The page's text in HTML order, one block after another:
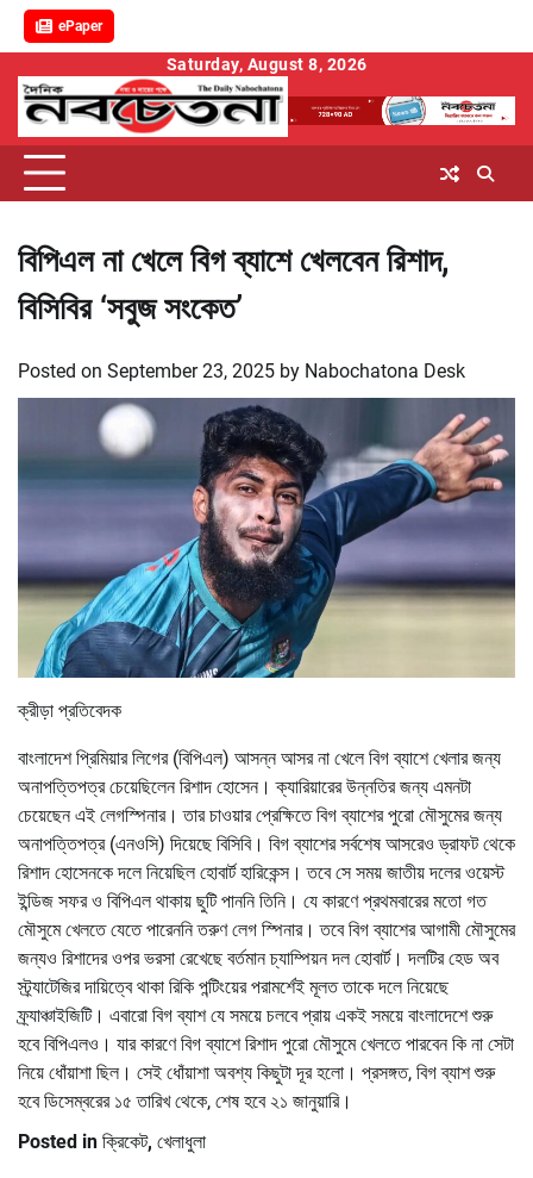
ePaper
content
Saturday, August 8, 2026
বিপিএল না খেলে বিগ ব্যাশে খেলবেন রিশাদ,
বিসিবির ‘সবুজ সংকেত’
Posted on September 23, 2025 by Nabochatona Desk
ক্রীড়া প্রতিবেদক
বাংলাদেশ প্রিমিয়ার লিগের (বিপিএল) আসন্ন আসর না খেলে বিগ ব্যাশে খেলার জন্য
অনাপত্তিপত্র চেয়েছিলেন রিশাদ হোসেন। ক্যারিয়ারের উন্নতির জন্য এমনটা
চেয়েছেন এই লেগস্পিনার। তার চাওয়ার প্রেক্ষিতে বিগ ব্যাশের পুরো মৌসুমের জন্য
অনাপত্তিপত্র (এনওসি) দিয়েছে বিসিবি। বিগ ব্যাশের সর্বশেষ আসরেও ড্রাফট থেকে
রিশাদ হোসেনকে দলে নিয়েছিল হোবার্ট হারিকেন্স। তবে সে সময় জাতীয় দলের ওয়েস্ট
ইন্ডিজ সফর ও বিপিএল থাকায় ছুটি পাননি তিনি। যে কারণে প্রথমবারের মতো গত
মৌসুমে খেলতে যেতে পারেননি তরুণ লেগ স্পিনার। তবে বিগ ব্যাশের আগামী মৌসুমের
জন্যও রিশাদের ওপর ভরসা রেখেছে বর্তমান চ্যাম্পিয়ন দল হোবার্ট। দলটির হেড অব
স্ট্র্যাটেজির দায়িত্বে থাকা রিকি পন্টিংয়ের পরামর্শেই মূলত তাকে দলে নিয়েছে
ফ্র্যাঞ্চাইজিটি। এবারো বিগ ব্যাশ যে সময়ে চলবে প্রায় একই সময়ে বাংলাদেশে শুরু
হবে বিপিএলও। যার কারণে বিগ ব্যাশে রিশাদ পুরো মৌসুমে খেলতে পারবেন কি না সেটা
নিয়ে ধোঁয়াশা ছিল। সেই ধোঁয়াশা অবশ্য কিছুটা দূর হলো। প্রসঙ্গত, বিগ ব্যাশ শুরু
হবে ডিসেম্বরের ১৫ তারিখ থেকে, শেষ হবে ২১ জানুয়ারি।
Posted in ক্রিকেট, খেলাধুলা